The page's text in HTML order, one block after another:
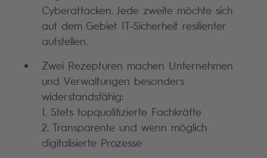
Cyberattacken. Jede zweite möchte sich
auf dem Gebiet IT-Sicherheit resilienter
aufstellen.
Zwei Rezepturen machen Unternehmen
und Verwaltungen besonders
widerstandsfähig:
1. Stets topqualifizierte Fachkräfte
2. Transparente und wenn möglich
digitalisierte Prozesse